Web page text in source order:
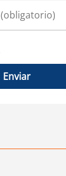
Enviar